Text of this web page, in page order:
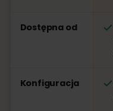
Dostępna od
Konfiguracja